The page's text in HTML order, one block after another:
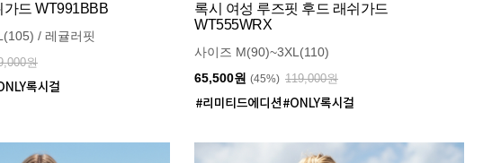
가드 WT991BBB
/ 레귤러핏
원
록시 여성 루즈핏 후드 래쉬가드
WT555WRX
사이즈 M(90)~3XL(110)
65,500원 (45%) 119,000원